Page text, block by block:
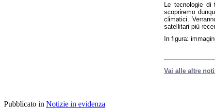
Le tecnologie di
scopriremo
climatici.
satellitari più
In figura:
Vai alle altre
Pubblicato in Notizie in evidenza